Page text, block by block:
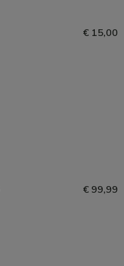
€ 15,00
€ 99,99